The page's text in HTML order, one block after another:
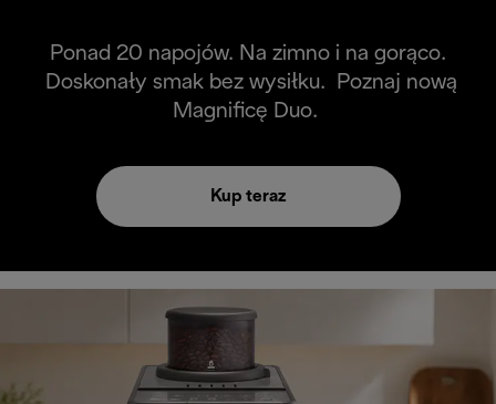
Ponad 20 napojów. Na zimno i na gorąco.
Doskonały smak bez wysiłku. Poznaj nową
Magnificę Duo.
Kup teraz